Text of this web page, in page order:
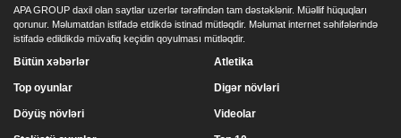
APA GROUP daxil olan saytlar uzerlər tərəfindən tam dəstəklənir. Müəllif hüquqları
qorunur. Məlumatdan istifadə etdikdə istinad mütləqdir. Məlumat internet səhifələrində
istifadə edildikdə müvafiq keçidin qoyulması mütləqdir.
Bütün xəbərlər
Top oyunlar
Döyüş növləri
Atletika
Digər növləri
Videolar